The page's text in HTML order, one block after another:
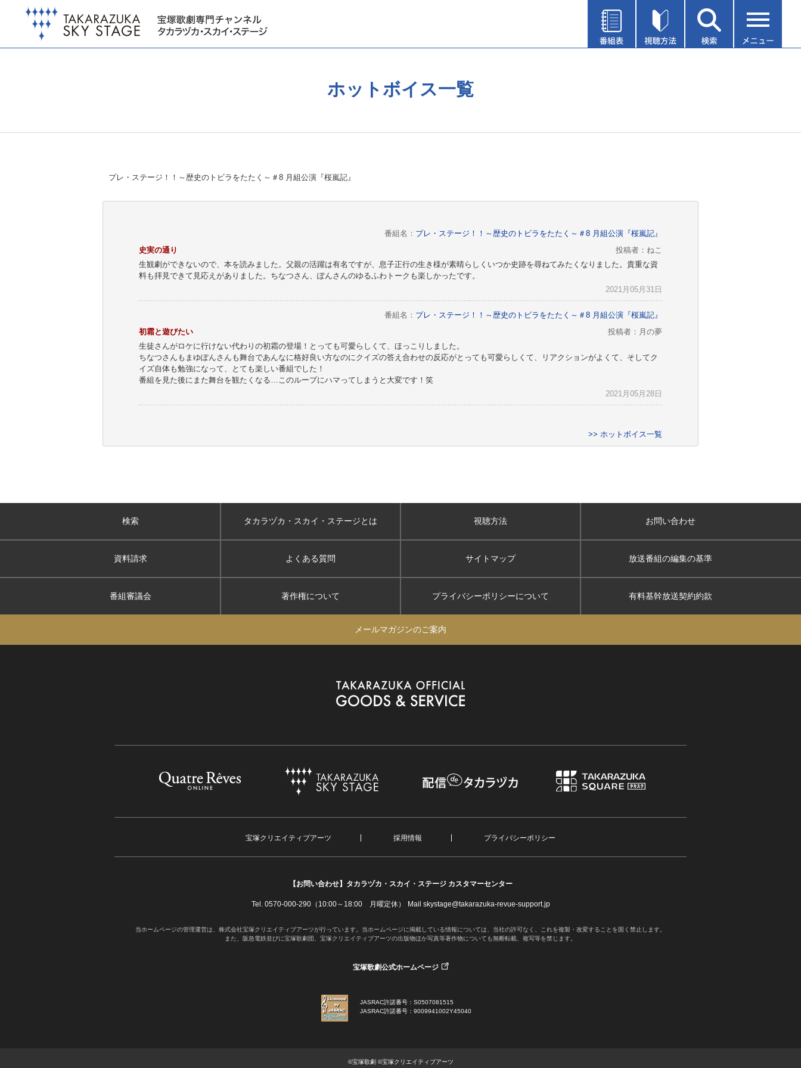
ホットボイス一覧
プレ・ステージ！！～歴史のトビラをたたく～＃8 月組公演『桜嵐記』
番組名： プレ・ステージ！！～歴史のトビラをたたく～＃8 月組公演『桜嵐記』
史実の通り
投稿者：ねこ
生観劇ができないので、本を読みました。父親の活躍は有名ですが、息子正行の生き様が素晴らしくいつか史跡を尋ねてみたくなりました。貴重な資
料も拝見できて見応えがありました。ちなつさん、ぽんさんのゆるふわトークも楽しかったです。
2021月05月31日
番組名： プレ・ステージ！！～歴史のトビラをたたく～＃8 月組公演『桜嵐記』
初霜と遊びたい
投稿者：月の夢
生徒さんがロケに行けない代わりの初霜の登場！とっても可愛らしくて、ほっこりしました。
ちなつさんもまゆぽんさんも舞台であんなに格好良い方なのにクイズの答え合わせの反応がとっても可愛らしくて、リアクションがよくて、そしてク
イズ自体も勉強になって、とても楽しい番組でした！
番組を見た後にまた舞台を観たくなる…このループにハマってしまうと大変です！笑
2021月05月28日
>> ホットボイス一覧
検索 タカラヅカ・スカイ ・ステージとは 視聴方法 お問い合わせ
資料請求 よくある質問 サイトマップ 放送番組の編集の基準
番組審議会 著作権について プライバシーポリシーについて 有料基幹放送契約約款
メールマガジンのご案内
宝塚クリエイティブアーツ 採用情報 プライバシーポリシー
【お問い合わせ】 タカラヅカ・スカイ・ステージ カスタマーセンター
Tel. 0570-000-290（10:00～18:00 月曜定休） Mail skystage@takarazuka-revue-support.jp
当ホームページの管理運営は、株式会社宝塚クリエイティブアーツが行っています。当ホームページに掲載している情報については、当社の許可なく、これを複製・改変することを固く禁止します。
また、阪急電鉄並びに宝塚歌劇団、宝塚クリエイティブアーツの出版物ほか写真等著作物についても無断転載、複写等を禁じます。
宝塚歌劇公式ホームページ
JASRAC許諾番号：S0507081515
JASRAC許諾番号：9009941002Y45040
©宝塚歌劇 ©宝塚クリエイティブアーツ